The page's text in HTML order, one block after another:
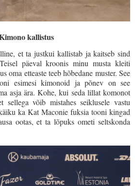
kallistus
et ta justkui kallistab ja kaitseb sind
päeval kroonis minu musta kleiti
oma etteaste teeb hõbedane muster. See
esimesi kimonoid ja põnev on see
asja ära. Kohe, kui seda lillat komonot
sellega võib mistahes seiklusele vastu
ka Kat Maconie fuksia tooni kingad
ootas, et ta lõpuks ometi seltskonda